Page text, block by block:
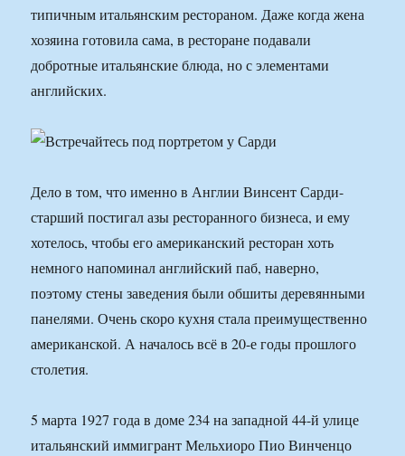
типичным итальянским рестораном. Даже когда жена
хозяина готовила сама, в ресторане подавали
добротные итальянские блюда, но с элементами
английских.
Дело в том, что именно в Англии Винсент Сарди-
старший постигал азы ресторанного бизнеса, и ему
хотелось, чтобы его американский ресторан хоть
немного напоминал английский паб, наверно,
поэтому стены заведения были обшиты деревянными
панелями. Очень скоро кухня стала преимущественно
американской. А началось всё в 20-е годы прошлого
столетия.
5 марта 1927 года в доме 234 на западной 44-й улице
итальянский иммигрант Мельхиоро Пио Винченцо